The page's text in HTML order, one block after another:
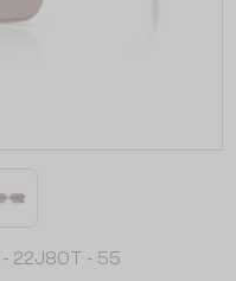
- 22J80T - 55